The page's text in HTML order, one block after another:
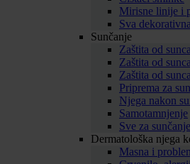
Mirisne linije i
Sva
Sunčanje
Zaštita od
Zaštita od
Zaštita od
Priprema za
Njega nakon
Samotamnjenje
Sve za sunčanje
Dermatološka njega
Masna i